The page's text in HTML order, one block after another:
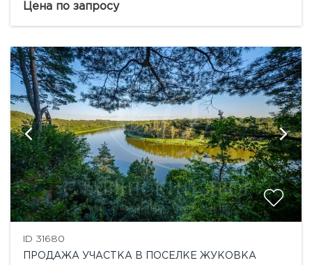
Цена по запросу
ID 31680
ПРОДАЖА УЧАСТКА В ПОСЕЛКЕ ЖУКОВКА